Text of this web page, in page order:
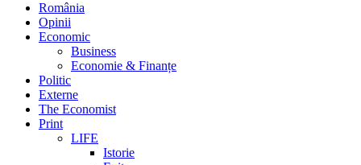
România
Opinii
Economic
Business
Economie & Finanțe
Politic
Externe
The Economist
Print
LIFE
Istorie